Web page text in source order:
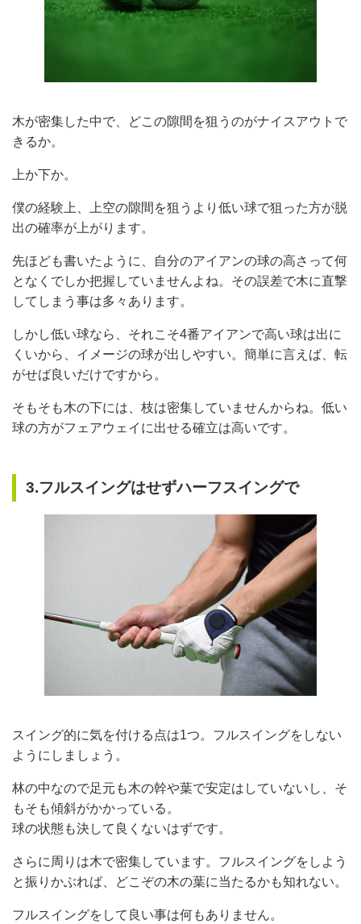
木が密集した中で、どこの隙間を狙うのがナイスアウトで
きるか。
上か下か。
僕の経験上、上空の隙間を狙うより低い球で狙った方が脱
出の確率が上がります。
先ほども書いたように、自分のアイアンの球の高さって何
となくでしか把握していませんよね。その誤差で木に直撃
してしまう事は多々あります。
しかし低い球なら、それこそ4番アイアンで高い球は出に
くいから、イメージの球が出しやすい。簡単に言えば、転
がせば良いだけですから。
そもそも木の下には、枝は密集していませんからね。低い
球の方がフェアウェイに出せる確立は高いです。
3.フルスイングはせずハーフスイングで
スイング的に気を付ける点は1つ。フルスイングをしない
ようにしましょう。
林の中なので足元も木の幹や葉で安定はしていないし、そ
もそも傾斜がかかっている。
球の状態も決して良くないはずです。
さらに周りは木で密集しています。フルスイングをしよう
と振りかぶれば、どこぞの木の葉に当たるかも知れない。
フルスイングをして良い事は何もありません。